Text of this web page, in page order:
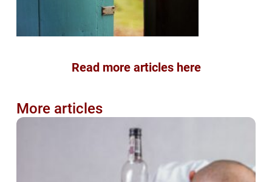
Read more articles here
More articles